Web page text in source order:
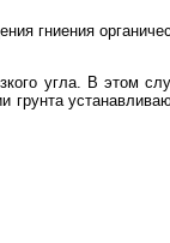
гниения
угла. В этом
грунта